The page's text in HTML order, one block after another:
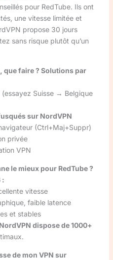
pour RedTube. Ils ont
une vitesse limitée et
propose 30 jours
sans risque plutôt qu’un
que faire ? Solutions par
Suisse → Belgique
sur NordVPN
(Ctrl+Maj+Suppr)
privée
VPN
le mieux pour RedTube ?
:
vitesse
faible latence
et stables
NordVPN dispose de 1000+
de mon VPN sur